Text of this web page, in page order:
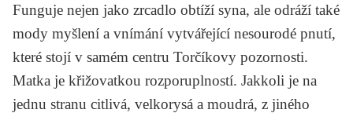
Funguje nejen jako zrcadlo obtíží syna, ale odráží také
mody myšlení a vnímání vytvářející nesourodé pnutí,
které stojí v samém centru Torčíkovy pozornosti.
Matka je křižovatkou rozporuplností. Jakkoli je na
jednu stranu citlivá, velkorysá a moudrá, z jiného